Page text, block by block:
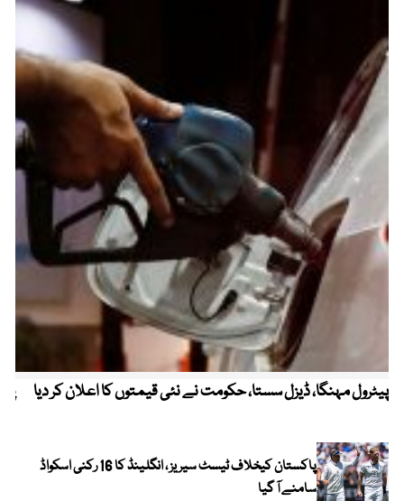
پیٹرول مہنگا، ڈیزل سستا، حکومت نے نئی قیمتوں کا اعلان کر دیا
پاکستان کیخلاف ٹیسٹ سیریز ، انگلینڈ کا 16 رکنی اسکواڈ
سامنے آ گیا